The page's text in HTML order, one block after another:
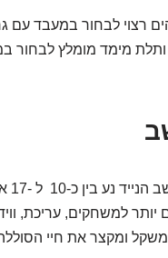
רצוי לבחור במעבד
ותלת מימד מומלץ לבחור
', (הנמדד באלכסון מקצה לקצה).
יותר למשחקים, עריכת,
ומקצר את חיי